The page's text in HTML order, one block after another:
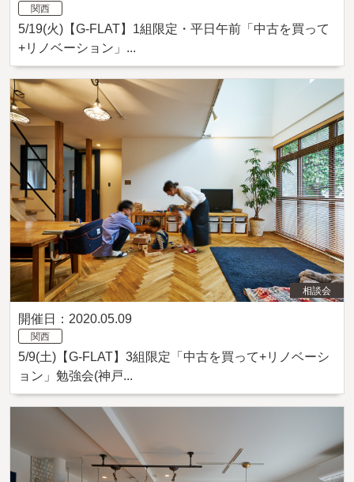
関西
5/19(火)【G-FLAT】1組限定・平日午前「中古を買って
+リノベーション」...
相談会
開催日：2020.05.09
関西
5/9(土)【G-FLAT】3組限定「中古を買って+リノベーシ
ョン」勉強会(神戸...